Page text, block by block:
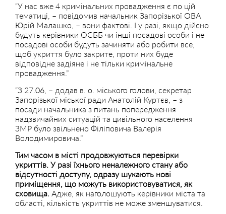
“У нас вже 4 кримінальних провадження є по цій
тематиці, – повідомив начальник Запорізької ОВА
Юрій Малашко, – вони фактові. І у разі, якщо дійсно
будуть керівники ОСББ чи інші посадові особи і не
посадові особи будуть зачиняти або робити все,
щоб укриття було закрите, проти них буде
відповідне задіяне і не тільки кримінальне
провадження.”
“З 27.06, – додав в. о. міського голови, секретар
Запорізької міської ради Анатолій Куртєв, – з
посади начальника з питань попередження
надзвичайних ситуацій та цивільного населення
ЗМР було звільнено Філіповича Валерія
Володимировича.”
Тим часом в місті продовжуються перевірки
укриттів. У разі їхнього неналежного стану або
відсутності доступу, одразу шукають нові
приміщення, що можуть використовуватися, як
сховища. Адже, як наголошують керівники міста та
області, кількість укриттів не може зменшуватися.